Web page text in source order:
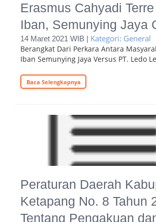
Erasmus Cahyadi
Iban, Semunying Jaya
14 Maret 2021 WIB | Kategori: General
Berangkat Dari Perkara Antara
Iban Semunying Jaya Versus PT. Ledo
Baca Selengkapnya
Peraturan Daerah
Ketapang No. 8 Tahun
Tentang Pengakuan